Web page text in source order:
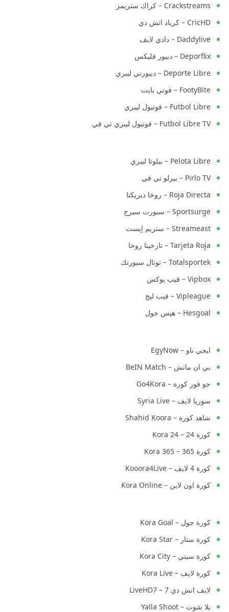
Crackstreams – كراك ستريمز
CricHD – كرياد اتش دي
Daddylive – دادي لايف
Deporflix – ديبور فليكس
Deporte Libre – ديبورتي ليبري
FootyBite – فوتي بايت
Futbol Libre – فوتبول ليبري
Futbol Libre TV – فوتبول ليبري تي في
Pelota Libre – بيلوتا ليبري
Pirlo TV – بيرلو تي في
Roja Directa – روخا ديريكتا
Sportsurge – سبورت سيرج
Streameast – ستريم إيست
Tarjeta Roja – تارخيتا روخا
Totalsportek – توتال سبورتك
Vipbox – فيب بوكس
Vipleague – فيب ليج
Hesgoal – هيس جول
ايجي ناو – EgyNow
بي ان ماتش – BeIN Match
جو فور كورة – Go4Kora
سوريا لايف – Syria Live
شاهد كورة – Shahid Koora
كورة 24 – Kora 24
كورة 365 – Kora 365
كورة 4 لايف – Kooora4Live
كورة اون لاين – Kora Online
كورة جول – Kora Goal
كورة ستار – Kora Star
كورة سيتي – Kora City
كورة لايف – Kora Live
لايف اتش دي 7 – LiveHD7
يلا شوت – Yalla Shoot